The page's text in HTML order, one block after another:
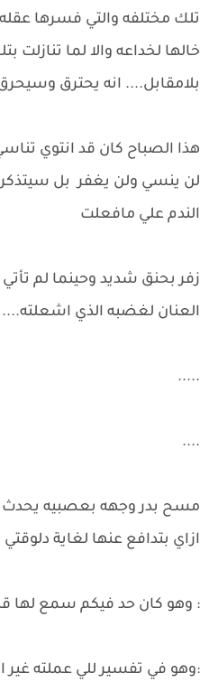
تلك مختلفه والتي فسرها
خالها لخداعه والا لما
بلامقابل.... انه يحترق
هذا الصباح كان قد انتوي
لن ينسي ولن يغفر بل
الندم علي مافعلت
زفر بحنق شديد وحينما لم
العنان لغضبه الذي اشعلته....
.....
....
مسح بدر وجهه بعصبيه يحدث
ازاي بتدافع عنها لغاية دلوقتي
: وهو كان حد فيكم سمع لها
:وهو في تفسير للي عملته